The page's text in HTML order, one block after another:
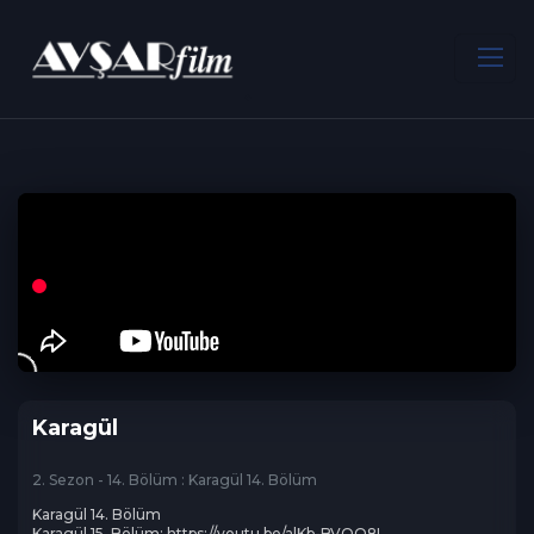
ANA SAYFA
Karagül
2. Sezon - 14. Bölüm : Karagül 14. Bölüm
Karagül 14. Bölüm